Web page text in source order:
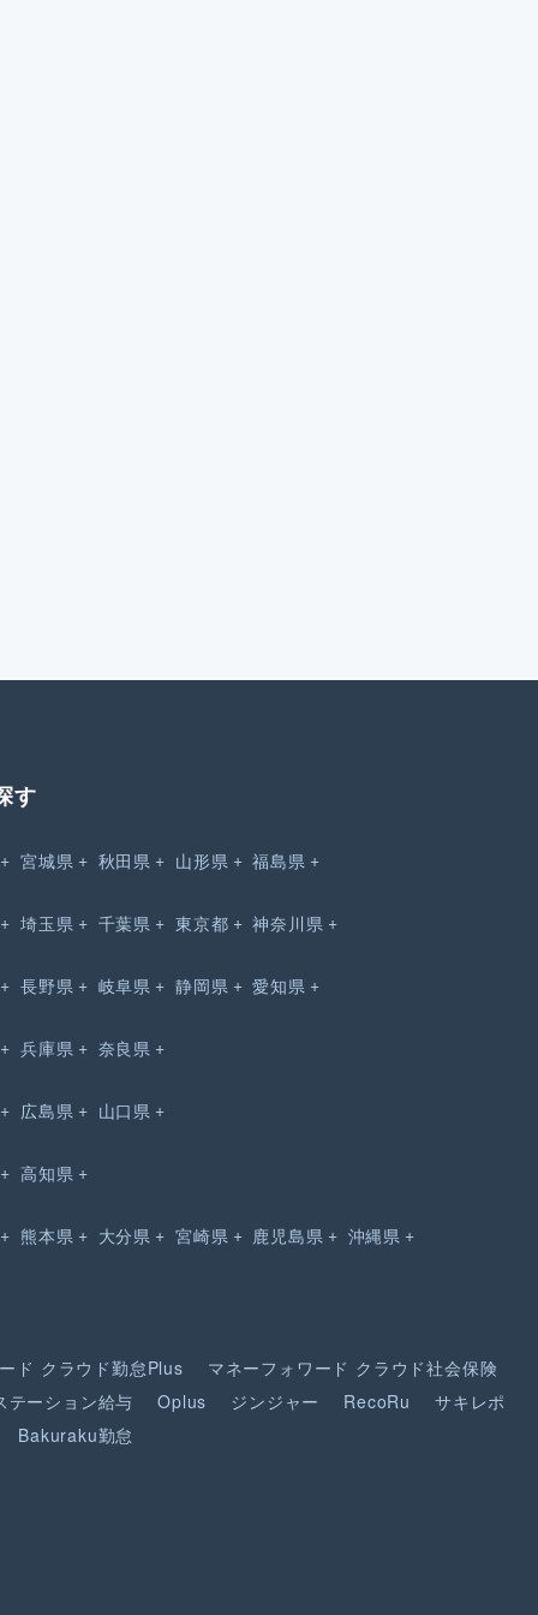
す
宮城県 秋田県 山形県 福島県
埼玉県 千葉県 東京都 神奈川県
長野県 岐阜県 静岡県 愛知県
兵庫県 奈良県
広島県 山口県
高知県
熊本県 大分県 宮崎県 鹿児島県 沖縄県
ド クラウド勤怠Plus マネーフォワード クラウド社会保険
テーション給与
Oplus ジンジャー RecoRu
サキレポ
Bakuraku勤怠